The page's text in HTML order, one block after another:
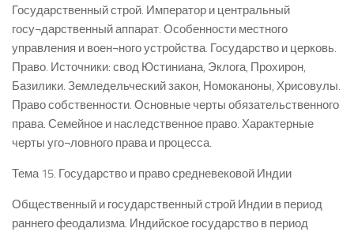
Государственный строй. Император и центральный
госу¬дарственный аппарат. Особенности местного
управления и воен¬ного устройства. Государство и церковь.
Право. Источники: свод Юстиниана, Эклога, Прохирон,
Базилики. Земледельческий закон, Номоканоны, Хрисовулы.
Право собственности. Основные черты обязательственного
права. Семейное и наследственное право. Характерные
черты уго¬ловного права и процесса.
Тема 15. Государство и право средневековой Индии
Общественный и государственный строй Индии в период
раннего феодализма. Индийское государство в период